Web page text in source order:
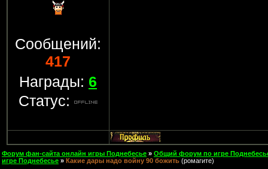
Сообщений:
417
Награды: 6
Статус:
Форум фан-сайта онлайн игры Поднебесье » Общий форум по игре
игре Поднебесье » Какие дары надо войну 90 божить (ромагите)